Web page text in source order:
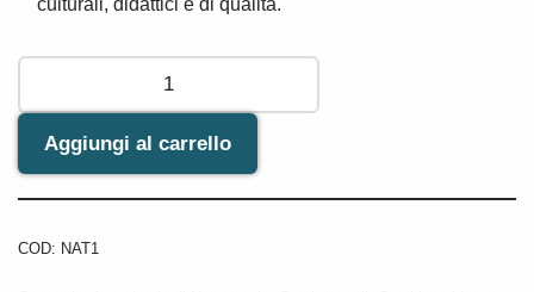
culturali, didattici e di qualità.
Aggiungi al carrello
COD: NAT1